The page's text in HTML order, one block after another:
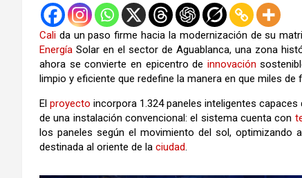
Cali da un paso firme hacia la modernización de su
Energía Solar en el sector de Aguablanca, una zona
ahora se convierte en epicentro de innovación
limpio y eficiente que redefine la manera en que miles
Elproyecto incorpora 1.324 paneles inteligentes
de una instalación convencional: el sistema cuenta con
los paneles según el movimiento del sol, optimizando
destinada al oriente de la ciudad.